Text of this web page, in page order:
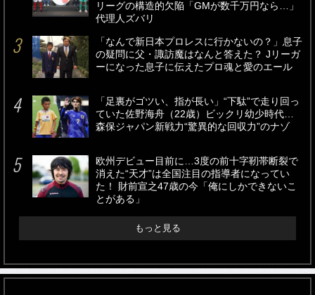
リーグの構造的欠陥「GMが数千万円なら…」
代理人ズバリ
「なんで新日本プロレスに行かないの？」息子
の疑問に父・諏訪魔はなんと答えた？ Jリーガ
ーになった息子に伝えたプロ魂と愛のエール
「足裏がゴツい、指が長い」“下駄”で走り回っ
ていた佐野海舟（22歳）ビックリ幼少時代…
森保ジャパン新戦力“驚異的な回収力”のナゾ
欧州デビュー目前に…3度の前十字靭帯断裂で
消えた“天才”は全国注目の指導者になってい
た！ 財前宣之47歳の今「俺にしかできないこ
とがある」
もっと見る